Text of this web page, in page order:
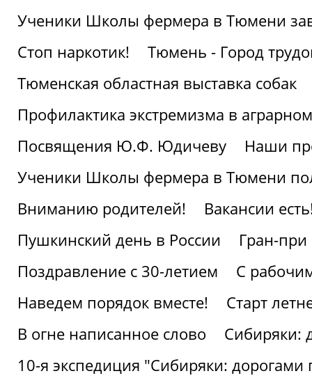
Ученики Школы фермера в Тюмени
Стоп наркотик!
Тюмень - Город
Тюменская областная выставка собак
Профилактика экстремизма в аграрном
Посвящения Ю.Ф. Юдичеву
Наши
Ученики Школы фермера в Тюмени
Вниманию родителей!
Вакансии
Пушкинский день в России
Гран-
Поздравление с 30-летием
С
Наведем порядок вместе!
Старт
В огне написанное слово
Сибиряки:
10-я экспедиция "Сибиряки: дорогами